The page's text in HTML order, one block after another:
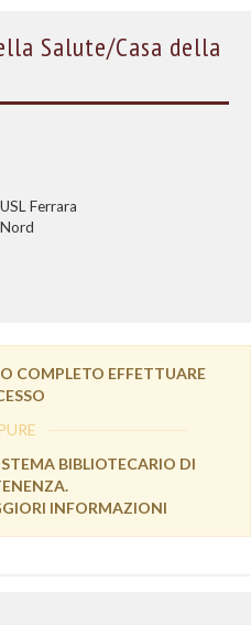
Salute/Casa della
Ferrara
COMPLETO EFFETTUARE
BIBLIOTECARIO DI
INFORMAZIONI